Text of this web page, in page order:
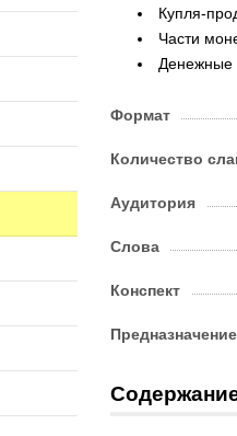
Купля-
Части
Денежные
Формат
Количество
Аудитория
Слова
Конспект
Предназначение